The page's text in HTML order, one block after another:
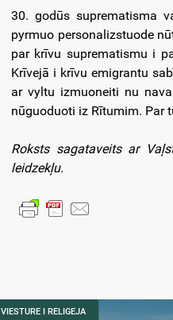
30. godūs suprematisma
pyrmuo personalizstuode
par krīvu suprematismu i
Krīvejā i krīvu emigrantu
ar vyltu izmuoneiti nu
nūguoduoti iz Rītumim. Par
Roksts sagataveits ar
leidzekļu.
VIESTURE I RELIGEJA